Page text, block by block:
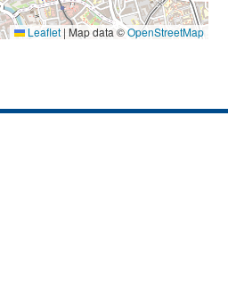
Leaflet | Map data ©OpenStreetMap